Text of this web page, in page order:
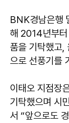
BNK경남은행
해 2014년부
품을 기탁했고,
으로 선풍기를
이태오 지점장
기탁했으며 시
서 “앞으로도